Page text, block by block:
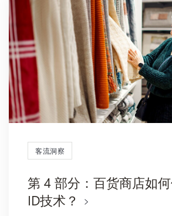
客流洞察
第 4 部分：百货商店如
ID技术？